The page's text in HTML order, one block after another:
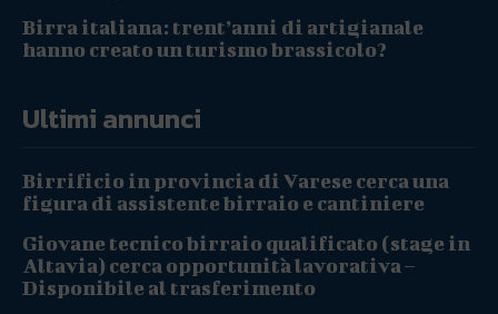
Birra italiana: trent’anni di artigianale
hanno creato un turismo brassicolo?
Ultimi annunci
Birrificio in provincia di Varese cerca una
figura di assistente birraio e cantiniere
Giovane tecnico birraio qualificato (stage in
Altavia) cerca opportunità lavorativa –
Disponibile al trasferimento